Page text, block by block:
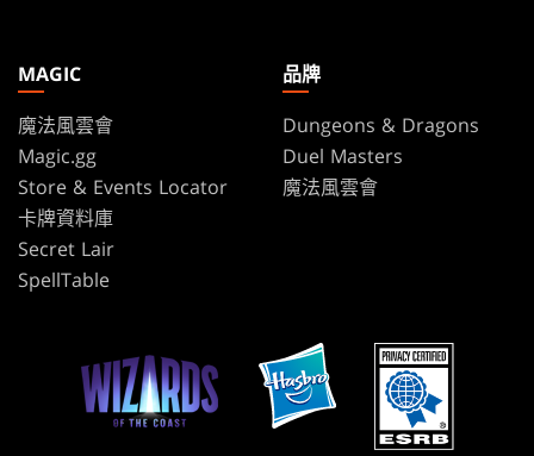
MAGIC
魔法風雲會
Magic.gg
Store & Events Locator
卡牌資料庫
Secret Lair
SpellTable
品牌
Dungeons & Dragons
Duel Masters
魔法風雲會